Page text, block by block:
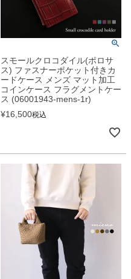
スモールクロコダイル(ポロサ
ス) ファスナーポケット付きカ
ードケース メンズ マット加工
コインケース フラグメントケー
ス (06001943-mens-1r)
¥16,500税込